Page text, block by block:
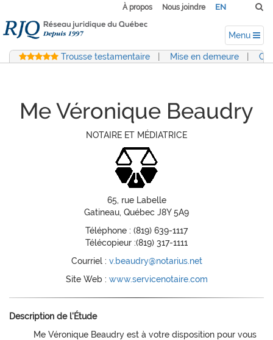
À propos Nous joindre EN
Menu
Trousse testamentaire Mise en demeure
Me Véronique Beaudry
NOTAIRE ET MÉDIATRICE
65, rue Labelle
Gatineau, Québec J8Y 5A9
Téléphone : (819) 639-1117
Télécopieur :(819) 317-1111
Courriel : v.beaudry@notarius.net
Site Web : www.servicenotaire.com
Description de l'Étude
Me Véronique Beaudry est à votre disposition pour vous